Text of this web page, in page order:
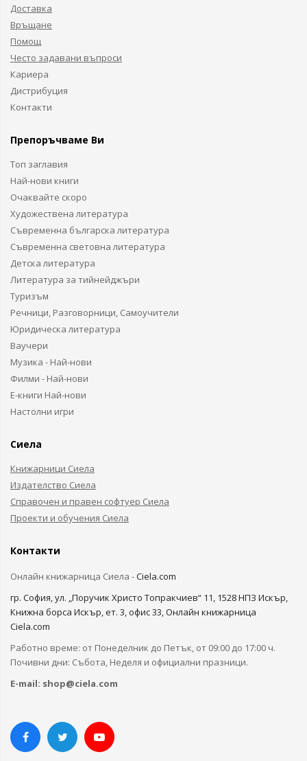
Доставка
Връщане
Помощ
Често задавани въпроси
Кариера
Дистрибуция
Контакти
Препоръчваме Ви
Топ заглавия
Най-нови книги
Очаквайте скоро
Художествена литература
Съвременна българска литература
Съвременна световна литература
Детска литература
Литература за тийнейджъри
Туризъм
Речници, Разговорници, Самоучители
Юридическа литература
Ваучери
Музика - Най-нови
Филми - Най-нови
Е-книги Най-нови
Настолни игри
Сиела
Книжарници Сиела
Издателство Сиела
Справочен и правен софтуер Сиела
Проекти и обучения Сиела
Контакти
Онлайн книжарница Сиела -Ciela.com
гр. София, ул. „Поручик Христо Топракчиев“ 11, 1528 НПЗ Искър,
Книжна борса Искър, ет. 3, офис 33, Онлайн книжарница
Ciela.com
Работно време: от Понеделник до Петък, от 09:00 до 17:00 ч.
Почивни дни: Събота, Неделя и официални празници.
E-mail: shop@ciela.com